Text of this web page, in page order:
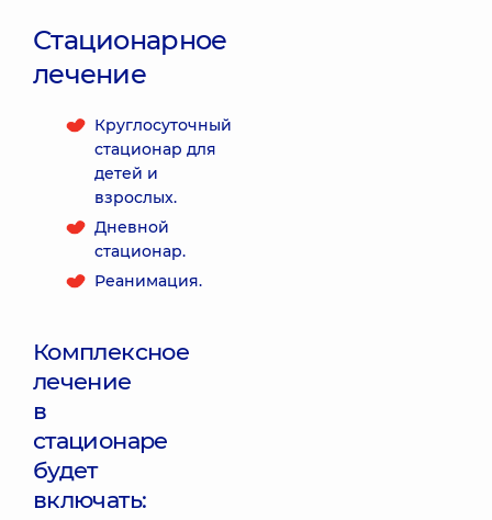
Стационарное
лечение
Круглосуточный
стационар для
детей и
взрослых.
Дневной
стационар.
Реанимация.
Комплексное
лечение
в
стационаре
будет
включать: